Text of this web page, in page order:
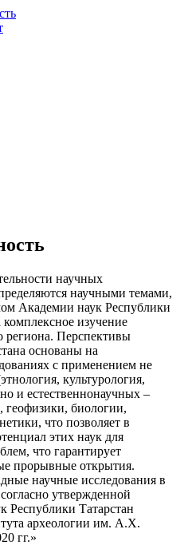
научных
научными темами,
Академии наук Республики
изучение
региона. Перспективы
основаны на
с применением не
культурология,
и естественнонаучных –
геофизики, биологии,
что позволяет в
этих наук для
что гарантирует
прорывные открытия.
научные исследования в
утвержденной
Республики Татарстан
археологии им. А.Х.
гг.»